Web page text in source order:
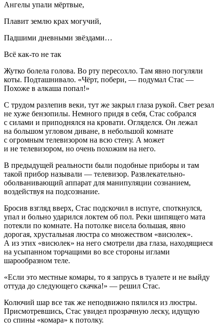
Ангелы упали мёртвые,
Плавит землю крах могучий,
Падшими дневными звёздами…
Всё как-то не так
Жутко болела голова. Во рту пересохло. Там явно погуляли
коты. Подташнивало. «Чёрт, побери, — подумал Стас —
Похоже в алкаша попал!»
С трудом разлепив веки, тут же закрыл глаза рукой. Свет резал
не хуже бензопилы. Немного придя в себя, Стас собрался
с силами и приподнялся на кровати. Огляделся. Он лежал
на большом угловом диване, в небольшой комнате
с огромным телевизором на всю стену. А может
и не телевизором, но очень похожим на него.
В предыдущей реальности были подобные приборы и там
такой прибор называли — телевизор. Развлекательно-
оболванивающий аппарат для манипуляции сознанием,
воздействуя на подсознание.
Бросив взгляд вверх, Стас подскочил в испуге, споткнулся,
упал и больно ударился локтем об пол. Реки шипящего мата
потекли по комнате. На потолке висела большая, явно
дорогая, хрустальная люстра со множеством «висюлек».
А из этих «висюлек» на него смотрели два глаза, находящиеся
на усыпанном торчащими во все стороны иглами
шарообразном теле.
«Если это местные комары, то я запрусь в туалете и не выйду
оттуда до следующего скачка!» — решил Стас.
Колючий шар все так же неподвижно пялился из люстры.
Присмотревшись, Стас увидел прозрачную леску, идущую
со спины «комара» к потолку.